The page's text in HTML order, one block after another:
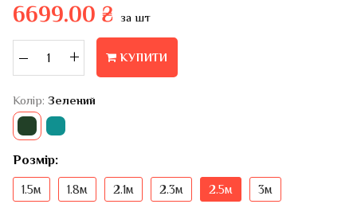
6699.00 ₴ за шт
– + КУПИТИ
Колір: Зелений
Розмір:
1.5м 1.8м 2.1м 2.3м 2.5м 3м